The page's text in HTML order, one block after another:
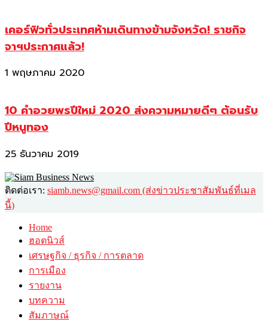
เคอร์ฟิวทั่วประเทศห้ามเดินทางข้ามจังหวัด! ราชกิจ
จาฯประกาศแล้ว!
1 พฤษภาคม 2020
10 คำอวยพรปีใหม่ 2020 ส่งความหมายดีๆ ต้อนรับ
ปีหนูทอง
25 ธันวาคม 2019
ติดต่อเรา: siamb.news@gmail.com (ส่งข่าวประชาสัมพันธ์ที่เมล
นี้)
Home
ฮอตนิวส์
เศรษฐกิจ / ธุรกิจ / การตลาด
การเมือง
รายงาน
บทความ
สัมภาษณ์